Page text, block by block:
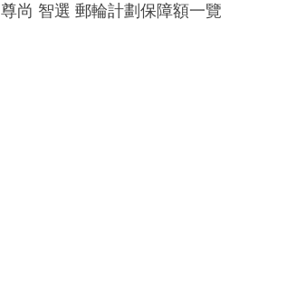
尊尚 智選 郵輪計劃保障額一覽